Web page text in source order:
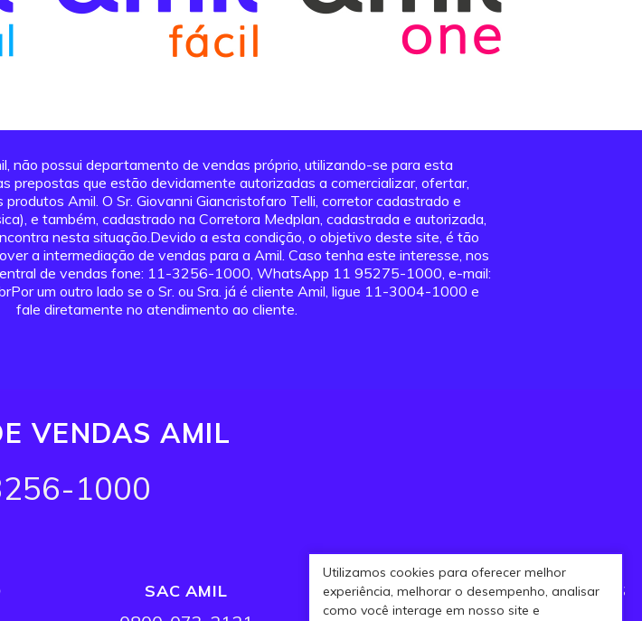
Utilizamos cookies para oferecer melhor
experiência, melhorar o desempenho, analisar
como você interage em nosso site e
não possui departamento de vendas próprio, utilizando-se para esta
prepostas que estão devidamente autorizadas a comercializar, ofertar,
Amil. O Sr. Giovanni Giancristofaro Telli, corretor cadastrado e
e também, cadastrado na Corretora Medplan, cadastrada e autorizada,
nesta situação.Devido a esta condição, o objetivo deste site, é tão
a intermediação de vendas para a Amil. Caso tenha este interesse, nos
de vendas fone: 11-3256-1000, WhatsApp 11 95275-1000, e-mail:
um outro lado se o Sr. ou Sra. já é cliente Amil, ligue 11-3004-1000 e
fale diretamente no atendimento ao cliente.
VENDAS AMIL
1000
SAC AMIL AGENDAMENTO DE CONSULTAS